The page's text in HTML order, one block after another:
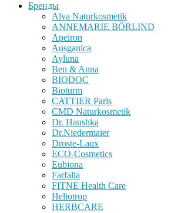
Бренды
Alva Naturkosmetik
ANNEMARIE BÖRLIND
Apeiron
Ausganica
Ayluna
Ben & Anna
BIODOC
Bioturm
CATTIER Paris
CMD Naturkosmetik
Dr. Haushka
Dr.Niedermaier
Droste-Laux
ECO-Cosmetics
Eubiona
Farfalla
FITNE Health Care
Heliotrop
HERBCARE